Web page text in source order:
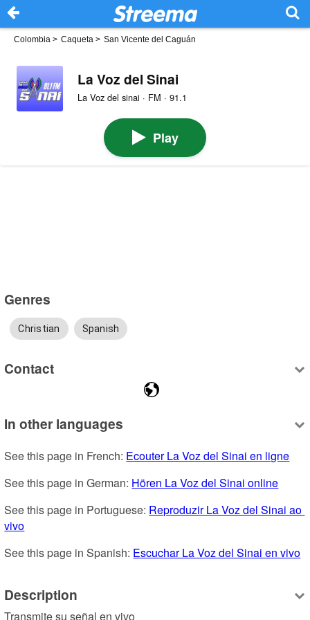
Colombia > Caqueta > San Vicente del Caguán
La Voz del Sinai
La Voz del sinai · FM · 91.1
Play
Genres
Christian Spanish
Contact
In other languages
See this page in French: Ecouter La Voz del Sinai en ligne
See this page in German: Hören La Voz del Sinai online
See this page in Portuguese: Reproduzir La Voz del Sinai ao
vivo
See this page in Spanish: Escuchar La Voz del Sinai en vivo
Description
Transmite su señal en vivo